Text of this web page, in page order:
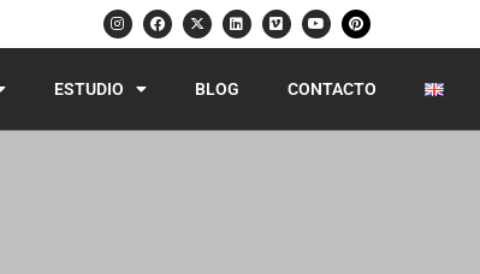
ESTUDIO BLOG CONTACTO